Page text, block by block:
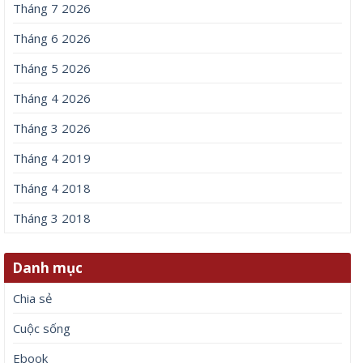
Tháng 7 2026
Tháng 6 2026
Tháng 5 2026
Tháng 4 2026
Tháng 3 2026
Tháng 4 2019
Tháng 4 2018
Tháng 3 2018
Danh mục
Chia sẻ
Cuộc sống
Ebook